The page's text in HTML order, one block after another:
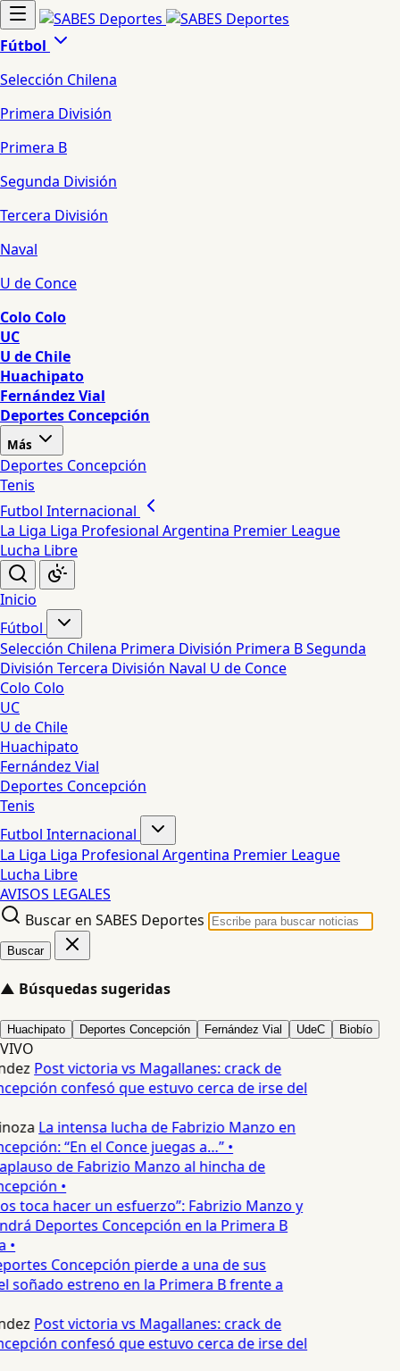
Fútbol
Selección Chilena
Primera División
Primera B
Segunda División
Tercera División
Naval
U de Conce
Colo Colo
UC
U de Chile
Huachipato
Fernández Vial
Deportes Concepción
Más
Deportes Concepción
Tenis
Futbol Internacional
La Liga Liga Profesional Argentina Premier League
Lucha Libre
Inicio
Fútbol
Selección Chilena Primera División Primera BSegunda
División Tercera División Naval U de Conce
Colo Colo
UC
U de Chile
Huachipato
Fernández Vial
Deportes Concepción
Tenis
Futbol Internacional
La Liga Liga Profesional Argentina Premier League
Lucha Libre
AVISOS LEGALES
Buscar en SABES Deportes
Buscar
▲ Búsquedas sugeridas
Huachipato Deportes Concepción Fernández Vial UdeC Biobío
VIVO
Post victoria vs Magallanes: crack de
confesó que estuvo cerca de irse del
La intensa lucha de Fabrizio Manzo en
“En el Conce juegas a…” •
de Fabrizio Manzo al hincha de
•
toca hacer un esfuerzo”: Fabrizio Manzo y
Deportes Concepción en la Primera B
•
Concepción pierde a una de sus
soñado estreno en la Primera B frente a
Post victoria vs Magallanes: crack de
confesó que estuvo cerca de irse del